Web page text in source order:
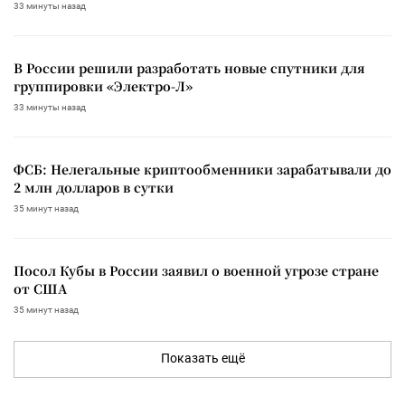
33 минуты назад
В России решили разработать новые спутники для
группировки «Электро-Л»
33 минуты назад
ФСБ: Нелегальные криптообменники зарабатывали до
2 млн долларов в сутки
35 минут назад
Посол Кубы в России заявил о военной угрозе стране
от США
35 минут назад
Показать ещё